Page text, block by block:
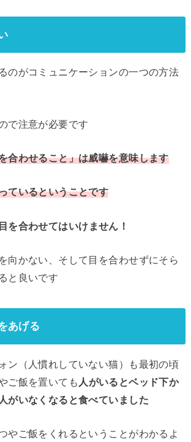
のがコミュニケーションの一つの方法
で注意が必要です
合わせること」は威嚇を意味します
ているということです
を合わせてはいけません！
向かない、そして目を合わせずにそら
と良いです
あげる
ン（人慣れしていない猫）も最初の頃
ご飯を置いても 人がいるとベッド下か
がいなくなると食べていました
やご飯をくれるということがわかるよ